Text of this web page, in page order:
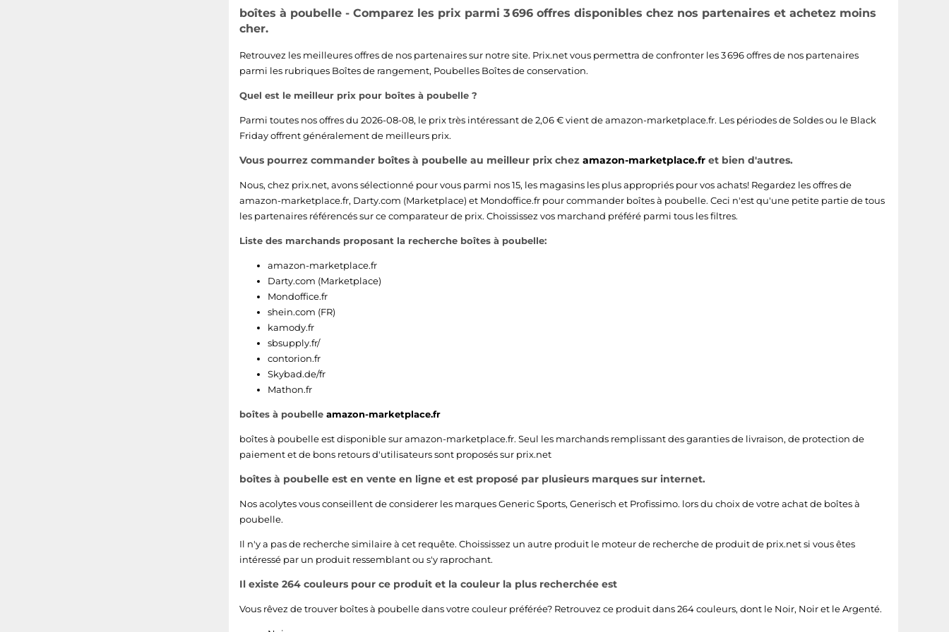
boîtes à poubelle - Comparez les prix parmi 3 696 offres disponibles chez nos partenaires et achetez moins
cher.
Retrouvez les meilleures offres de nos partenaires sur notre site. Prix.net vous permettra de confronter les 3 696 offres de nos partenaires
parmi les rubriques Boîtes de rangement, Poubelles Boîtes de conservation.
Quel est le meilleur prix pour boîtes à poubelle ?
Parmi toutes nos offres du 2026-08-08, le prix très intéressant de 2,06 € vient deamazon-marketplace.fr. Les périodes de Soldes ou le Black
Friday offrent généralement de meilleurs prix.
Vous pourrez commander boîtes à poubelle au meilleur prix chez amazon-marketplace.fr et bien d'autres.
Nous, chez prix.net, avons sélectionné pour vous parmi nos 15, les magasins les plus appropriés pour vos achats! Regardez les offres de
amazon-marketplace.fr, Darty.com (Marketplace) et Mondoffice.fr pour commander boîtes à poubelle. Ceci n'est qu'une petite partie de tous
les partenaires référencés sur ce comparateur de prix. Choississez vos marchand préféré parmi tous les filtres.
Liste des marchands proposant la recherche boîtes à poubelle:
amazon-marketplace.fr
Darty.com (Marketplace)
Mondoffice.fr
shein.com (FR)
kamody.fr
sbsupply.fr/
contorion.fr
Skybad.de/fr
Mathon.fr
boîtes à poubelle amazon-marketplace.fr
boîtes à poubelle est disponible suramazon-marketplace.fr. Seul les marchands remplissant des garanties de livraison, de protection de
paiement et de bons retours d'utilisateurs sont proposés sur prix.net
boîtes à poubelle est en vente en ligne et est proposé par plusieurs marques sur internet.
Nos acolytes vous conseillent de considerer les marquesGeneric Sports, Generisch et Profissimo. lors du choix de votre achat de boîtes à
poubelle.
Il n'y a pas de recherche similaire à cet requête. Choississez un autre produit le moteur de recherche de produit de prix.net si vous êtes
intéressé par un produit ressemblant ou s'y raprochant.
Il existe 264 couleurs pour ce produit et la couleur la plus recherchée est
Vous rêvez de trouver boîtes à poubelle dans votre couleur préférée? Retrouvez ce produit dans 264 couleurs, dont le Noir, Noiret leArgenté.